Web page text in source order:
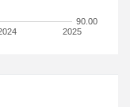
2025
90.00